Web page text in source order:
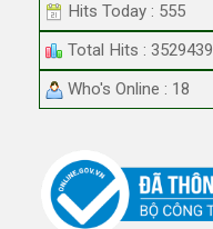
Hits Today : 555
Total Hits : 3529439
Who's Online : 18